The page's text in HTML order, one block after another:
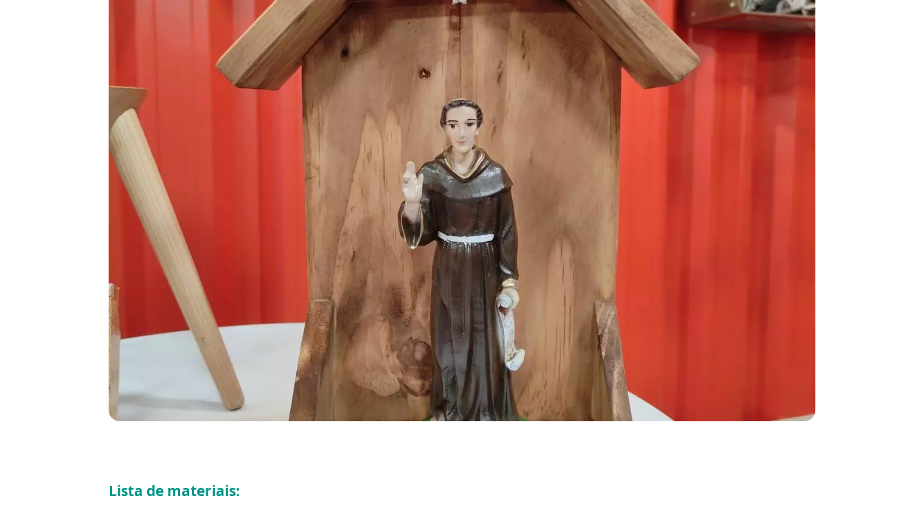
Lista de materiais: